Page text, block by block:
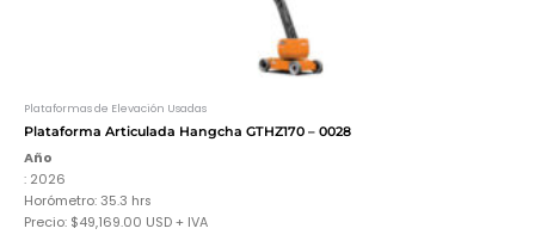
Plataformas de Elevación Usadas
Plataforma Articulada Hangcha GTHZ170 – 0028
Año
: 2026
Horómetro: 35.3 hrs
Precio: $49,169.00 USD + IVA